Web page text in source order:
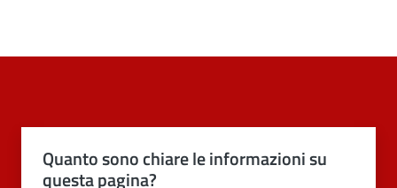
Quanto sono chiare le informazioni su
questa pagina?